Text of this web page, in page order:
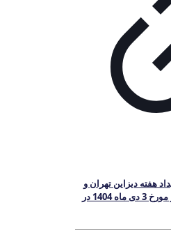
هفته دیزاین تهران و
اعلام نتایج مسابقه دیزاین برتر مورخ 3 دی ماه 1404 در